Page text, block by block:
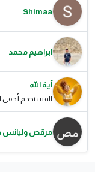
Shimaa
ابراهيم محمد
آية الله
المستخدم أخفى
مرقص وليانس